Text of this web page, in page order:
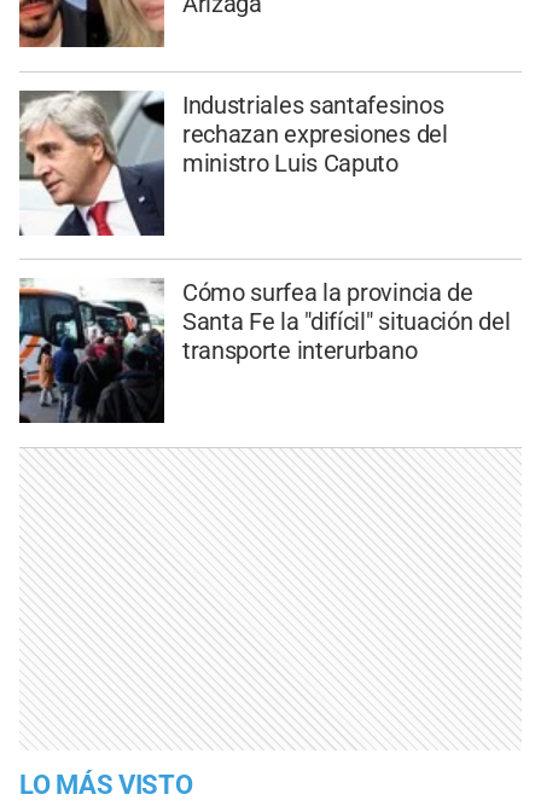
Industriales santafesinos
rechazan expresiones del
ministro Luis Caputo
Cómo surfea la provincia de
Santa Fe la "difícil" situación del
transporte interurbano
LO MÁS VISTO